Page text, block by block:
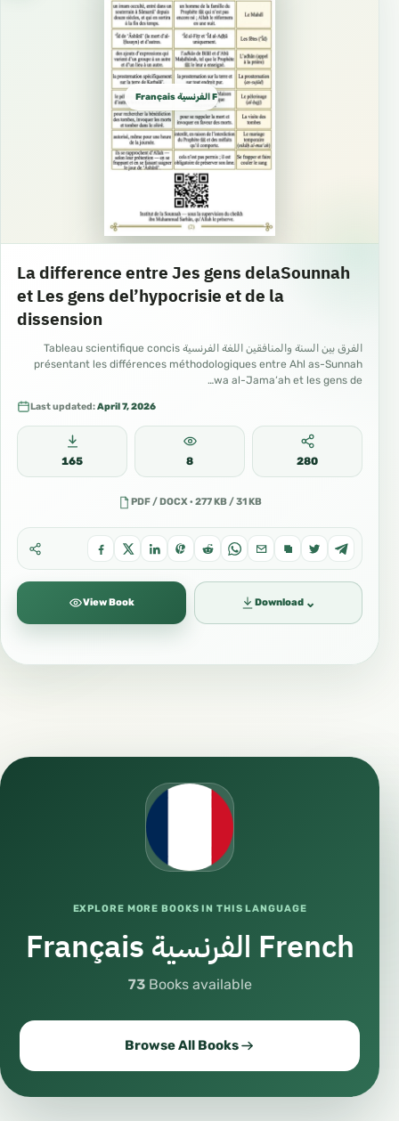
Français الفرنسية French
La difference entre Jes gens delaSounnah
et Les gens del’hypocrisie et de la
dissension
الفرق بين السنة والمنافقين اللغة الفرنسية Tableau scientifique concis
présentant les différences méthodologiques entre Ahl as-Sunnah
wa al-Jama‘ah et les gens de…
Last updated:April 7, 2026
165 8 280
PDF / DOCX · 277 KB / 31 KB
View Book Download ⌄
EXPLORE MORE BOOKS IN THIS LANGUAGE
Français الفرنسية French
73 Books available
Browse All Books